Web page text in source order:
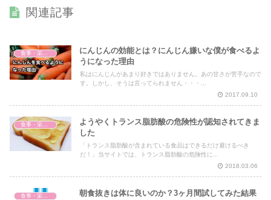
関連記事
食事・栄養・サプリ
にんじんの効能とは？にんじん嫌いな僕が食べるよ
うになった理由
私はにんじんがあまり好きではありません。あの甘さが苦手なので
す。しかし、そうは言ってられません・・・...
2017.09.10
食事・栄養・サプリ
ようやくトランス脂肪酸の危険性が認知されてきま
した
「トランス脂肪酸が含まれている食品はできるだけ避けるべき
だ！」当サイトでは、トランス脂肪酸の危険性に...
2018.03.06
食事・栄養・サプリ 朝食抜きは体に良いのか？3ヶ月間試してみた結果